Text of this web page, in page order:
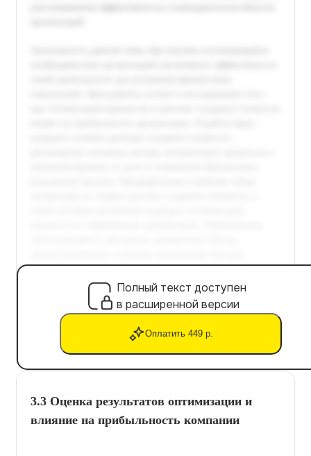
Полный текст доступен
в расширенной версии
Оплатить 449 р.
3.3 Оценка результатов оптимизации и
влияние на прибыльность компании